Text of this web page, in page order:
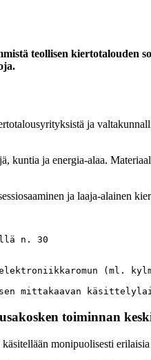
teollisen
ja
kuntia ja energia-alaa.
ja laaja-alainen
n. 30
(ml.
mittakaavan
toiminnan
monipuolisesti